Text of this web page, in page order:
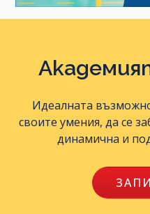
Идеалната
своите умения, да се
динамична и